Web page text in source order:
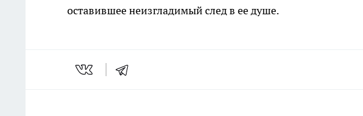
оставившее неизгладимый след в ее душе.